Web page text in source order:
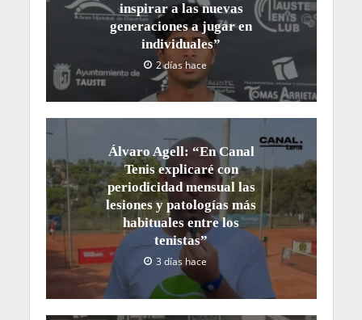
inspirar a las nuevas
generaciones a jugar en
individuales”
2 días hace
Álvaro Agell: “En Canal
Tenis explicaré con
periodicidad mensual las
lesiones y patologías más
habituales entre los
tenistas”
3 días hace